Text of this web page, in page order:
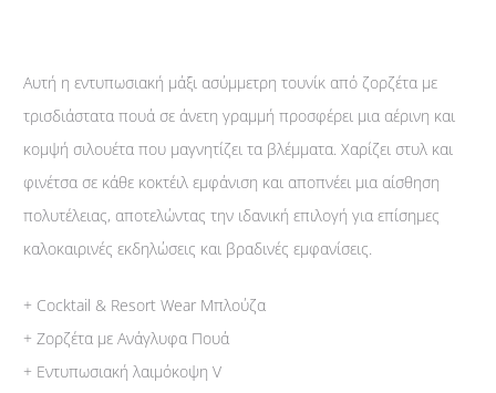
Αυτή η εντυπωσιακή μάξι ασύμμετρη τουνίκ από ζορζέτα με
τρισδιάστατα πουά σε άνετη γραμμή προσφέρει μια αέρινη και
κομψή σιλουέτα που μαγνητίζει τα βλέμματα. Χαρίζει στυλ και
φινέτσα σε κάθε κοκτέιλ εμφάνιση και αποπνέει μια αίσθηση
πολυτέλειας, αποτελώντας την ιδανική επιλογή για επίσημες
καλοκαιρινές εκδηλώσεις και βραδινές εμφανίσεις.
+ Cocktail & Resort Wear Μπλούζα
+ Ζορζέτα με Ανάγλυφα Πουά
+ Εντυπωσιακή λαιμόκοψη V